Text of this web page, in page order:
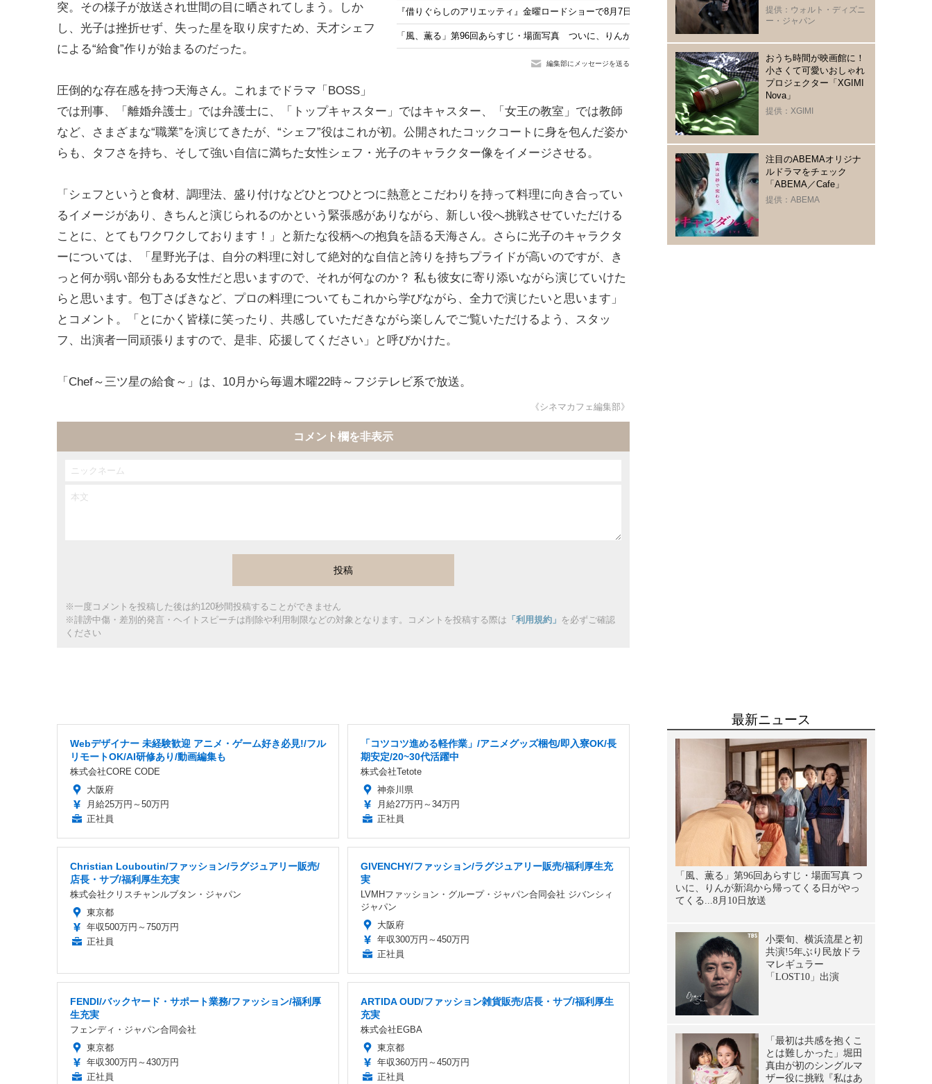
『借りぐらしのアリエッティ』金曜ロードショーで8月7日21時から放送 声優キャストとあらすじをチェック！
「風、薫る」第96回あらすじ・場面写真 ついに、りんが新潟から帰ってくる日がやってくる…8月10日放送
編集部にメッセージを送る
突。その様子が放送され世間の目に晒されてしまう。しか
し、光子は挫折せず、失った星を取り戻すため、天才シェフ
による“給食”作りが始まるのだった。
圧倒的な存在感を持つ天海さん。これまでドラマ「BOSS」
では刑事、「離婚弁護士」では弁護士に、「トップキャスター」ではキャスター、「女王の教室」では教師
など、さまざまな“職業”を演じてきたが、“シェフ”役はこれが初。公開されたコックコートに身を包んだ姿か
らも、タフさを持ち、そして強い自信に満ちた女性シェフ・光子のキャラクター像をイメージさせる。
「シェフというと食材、調理法、盛り付けなどひとつひとつに熱意とこだわりを持って料理に向き合ってい
るイメージがあり、きちんと演じられるのかという緊張感がありながら、新しい役へ挑戦させていただける
ことに、とてもワクワクしております！」と新たな役柄への抱負を語る天海さん。さらに光子のキャラクタ
ーについては、「星野光子は、自分の料理に対して絶対的な自信と誇りを持ちプライドが高いのですが、き
っと何か弱い部分もある女性だと思いますので、それが何なのか？ 私も彼女に寄り添いながら演じていけた
らと思います。包丁さばきなど、プロの料理についてもこれから学びながら、全力で演じたいと思います」
とコメント。「とにかく皆様に笑ったり、共感していただきながら楽しんでご覧いただけるよう、スタッ
フ、出演者一同頑張りますので、是非、応援してください」と呼びかけた。
「Chef～三ツ星の給食～」は、10月から毎週木曜22時～フジテレビ系で放送。
《シネマカフェ編集部》
コメント欄を非表示
※一度コメントを投稿した後は約120秒間投稿することができません
※誹謗中傷・差別的発言・ヘイトスピーチは削除や利用制限などの対象となります。コメントを投稿する際は 「利用規約」 を必ずご確認
ください
Webデザイナー 未経験歓迎 アニメ・ゲーム好き必見!/フル
リモートOK/AI研修あり/動画編集も
株式会社CORE CODE
大阪府
月給25万円～50万円
正社員
「コツコツ進める軽作業」/アニメグッズ梱包/即入寮OK/長
期安定/20~30代活躍中
株式会社Tetote
神奈川県
月給27万円～34万円
正社員
Christian Louboutin/ファッション/ラグジュアリー販売/
店長・サブ/福利厚生充実
株式会社クリスチャンルブタン・ジャパン
東京都
年収500万円～750万円
正社員
GIVENCHY/ファッション/ラグジュアリー販売/福利厚生充
実
LVMHファッション・グループ・ジャパン合同会社 ジバンシィ
ジャパン
大阪府
年収300万円～450万円
正社員
FENDI/バックヤード・サポート業務/ファッション/福利厚
生充実
フェンディ・ジャパン合同会社
東京都
年収300万円～430万円
正社員
ARTIDA OUD/ファッション雑貨販売/店長・サブ/福利厚生
充実
株式会社EGBA
東京都
年収360万円～450万円
正社員
提供：ウォルト・ディズニ
ー・ジャパン
おうち時間が映画館に！
小さくて可愛いおしゃれ
プロジェクター「XGIMI
Nova」
提供：XGIMI
注目のABEMAオリジナ
ルドラマをチェック
「ABEMA／Cafe」
提供：ABEMA